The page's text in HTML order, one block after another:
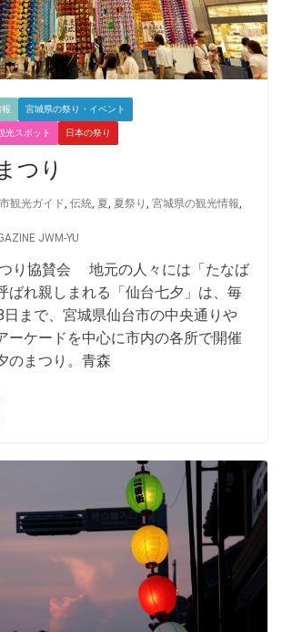
宮城県の祭り・イベント
光スポット 日本の祭り
つり
観光ガイド 伝統 夏 夏祭り 宮城県の観光情報
JWM-YU
り協賛会 地元の人々には「たなば
ばれ親しまれる「仙台七夕」は、毎
まで、宮城県仙台市の中央通りや
ーケードを中心に市内の各所で開催
のまつり。青森